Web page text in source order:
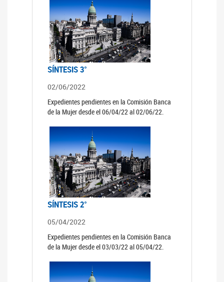
SÍNTESIS 3°
02/06/2022
Expedientes pendientes en la Comisión Banca
de la Mujer desde el 06/04/22 al 02/06/22.
SÍNTESIS 2°
05/04/2022
Expedientes pendientes en la Comisión Banca
de la Mujer desde el 03/03/22 al 05/04/22.